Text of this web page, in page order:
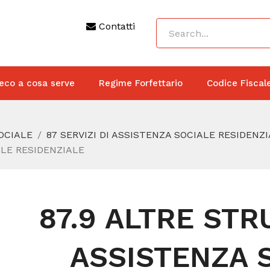
Contatti
a cosa serve Regime Forfettario Codice
87 SERVIZI DI ASSISTENZA SOCIALE
RESIDENZIALE
87.9 ALTRE
ASSISTENZA